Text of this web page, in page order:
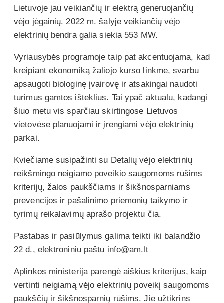
Lietuvoje jau veikiančių ir elektrą generuojančių
vėjo jėgainių. 2022 m. šalyje veikiančių vėjo
elektrinių bendra galia siekia 553 MW.
Vyriausybės programoje taip pat akcentuojama, kad
kreipiant ekonomiką žaliojo kurso linkme, svarbu
apsaugoti biologinę įvairovę ir atsakingai naudoti
turimus gamtos išteklius. Tai ypač aktualu, kadangi
šiuo metu vis sparčiau skirtingose Lietuvos
vietovėse planuojami ir įrengiami vėjo elektrinių
parkai.
Kviečiame susipažinti su Detalių vėjo elektrinių
reikšmingo neigiamo poveikio saugomoms rūšims
kriterijų, žalos paukščiams ir šikšnosparniams
prevencijos ir pašalinimo priemonių taikymo ir
tyrimų reikalavimų aprašo projektu čia.
Pastabas ir pasiūlymus galima teikti iki balandžio
22 d., elektroniniu paštu info@am.lt
Aplinkos ministerija parengė aiškius kriterijus, kaip
vertinti neigiamą vėjo elektrinių poveikį saugomoms
paukščių ir šikšnosparnių rūšims. Jie užtikrins